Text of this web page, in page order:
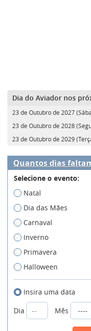
Dia do Aviador nos
23 de Outubro de 2027
23 de Outubro de 2028
23 de Outubro de 2029
Quantos dias
Selecione o evento:
Natal
Dia das Mães
Carnaval
Inverno
Primavera
Halloween
Insira uma data
Dia
Mês